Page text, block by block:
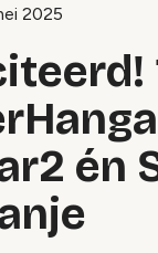
2025
én